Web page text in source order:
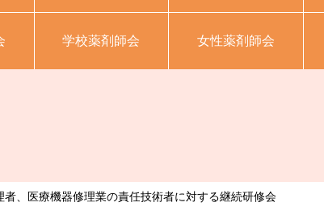
学校薬剤師会 女性薬剤師会
、医療機器修理業の責任技術者に対する継続研修会